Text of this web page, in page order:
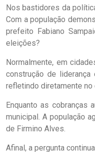
Nos bastidores da
Com a população
prefeito Fabiano
eleições?
Normalmente, em
construção de
refletindo diretamente no
Enquanto as cobranças
municipal. A população
de Firmino Alves.
Afinal, a pergunta